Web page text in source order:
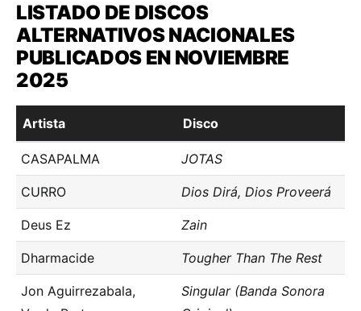
LISTADO DE DISCOS
ALTERNATIVOS NACIONALES
PUBLICADOS EN NOVIEMBRE
2025
Artista Disco
CASAPALMA JOTAS
CURRO Dios Dirá, Dios Proveerá
Deus Ez Zain
Dharmacide Tougher Than The Rest
Jon Aguirrezabala,
Singular (Banda Sonora